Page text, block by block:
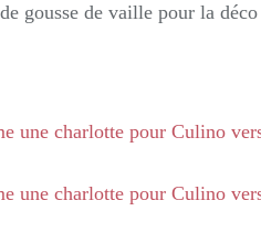
gousse de vaille pour la